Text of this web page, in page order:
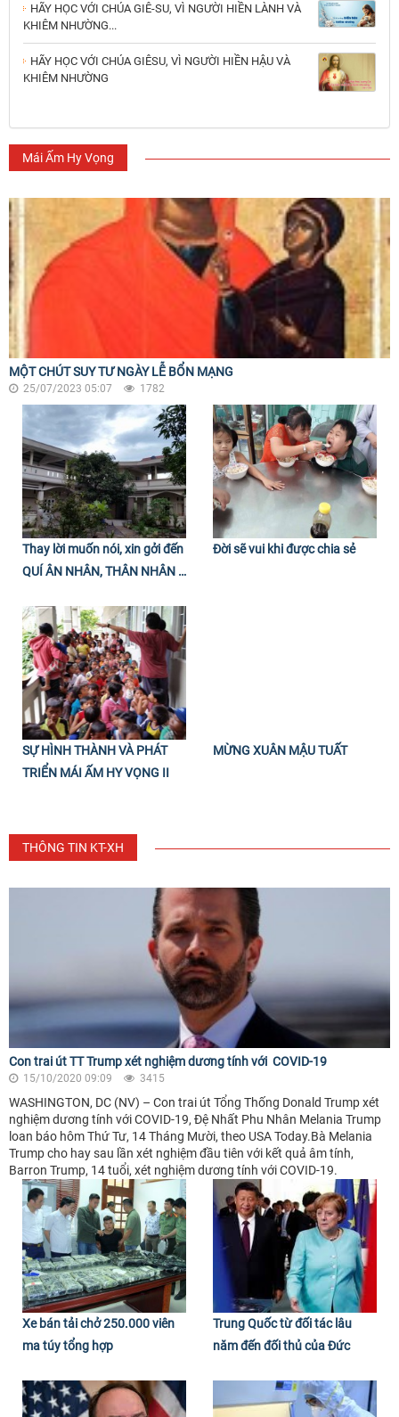
HÃY HỌC VỚI CHÚA GIÊ-SU, VÌ NGƯỜI HIỀN LÀNH VÀ
KHIÊM NHƯỜNG...
HÃY HỌC VỚI CHÚA GIÊSU, VÌ NGƯỜI HIỀN HẬU VÀ
KHIÊM NHƯỜNG
Mái Ấm Hy Vọng
MỘT CHÚT SUY TƯ NGÀY LỄ BỔN MẠNG
25/07/2023 05:07 1782
Thay lời muốn nói, xin gởi đến
QUÍ ÂN NHÂN, THÂN NHÂN ,
CẢ CÁC BẠN ĐỌC
Đời sẽ vui khi được chia sẻ
SỰ HÌNH THÀNH VÀ PHÁT
TRIỂN MÁI ẤM HY VỌNG II
MỪNG XUÂN MẬU TUẤT
THÔNG TIN KT-XH
Con trai út TT Trump xét nghiệm dương tính với COVID-19
15/10/2020 09:09 3415
WASHINGTON, DC (NV) – Con trai út Tổng Thống Donald Trump xét
nghiệm dương tính với COVID-19, Đệ Nhất Phu Nhân Melania Trump
loan báo hôm Thứ Tư, 14 Tháng Mười, theo USA Today.Bà Melania
Trump cho hay sau lần xét nghiệm đầu tiên với kết quả âm tính,
Barron Trump, 14 tuổi, xét nghiệm dương tính với COVID-19.
Xe bán tải chở 250.000 viên
ma túy tổng hợp
Trung Quốc từ đối tác lâu
năm đến đối thủ của Đức